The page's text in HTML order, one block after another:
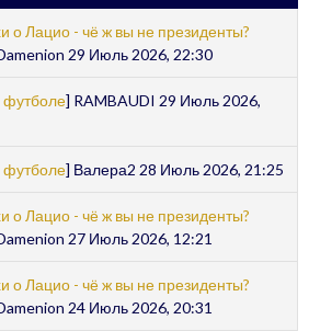
о Лацио - чё ж вы не президенты?
29 Июль 2026, 22:30
] RAMBAUDI 29 Июль 2026,
] Валера2 28 Июль 2026, 21:25
о Лацио - чё ж вы не президенты?
27 Июль 2026, 12:21
о Лацио - чё ж вы не президенты?
24 Июль 2026, 20:31